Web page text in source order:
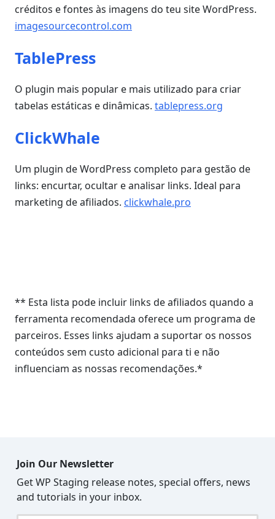
créditos e fontes às imagens do teu site WordPress.
imagesourcecontrol.com
TablePress
O plugin mais popular e mais utilizado para criar
tabelas estáticas e dinâmicas. tablepress.org
ClickWhale
Um plugin de WordPress completo para gestão de
links: encurtar, ocultar e analisar links. Ideal para
marketing de afiliados. clickwhale.pro
** Esta lista pode incluir links de afiliados quando a
ferramenta recomendada oferece um programa de
parceiros. Esses links ajudam a suportar os nossos
conteúdos sem custo adicional para ti e não
influenciam as nossas recomendações.*
Join Our Newsletter
Get WP Staging release notes, special offers, news
and tutorials in your inbox.